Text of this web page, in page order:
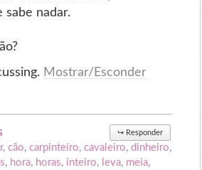
sabe nadar.
Mostrar/Esconder
↪ Responder
,cão,carpinteiro,cavaleiro,dinheiro,
, hora, horas, inteiro, leva, meia,